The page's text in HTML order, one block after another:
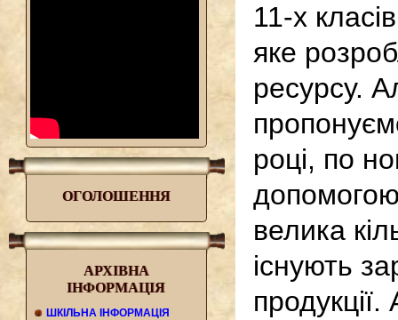
OГОЛОШЕННЯ
АРХIВНА
IНФОРМАЦIЯ
ШКIЛЬНА IНФОРМАЦIЯ
11-х
яке
ресурсу.
році, по
велика
існують